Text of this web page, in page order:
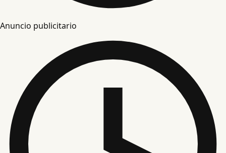
Anuncio publicitario